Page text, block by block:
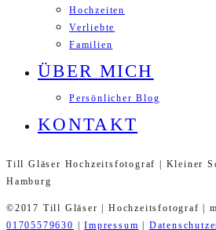
Hochzeiten
Verliebte
Familien
ÜBER MICH
Persönlicher Blog
KONTAKT
Till Gläser Hochzeitsfotograf | Kleiner
Hamburg
©2017 Till Gläser | Hochzeitsfotograf |
01705579630
|Impressum